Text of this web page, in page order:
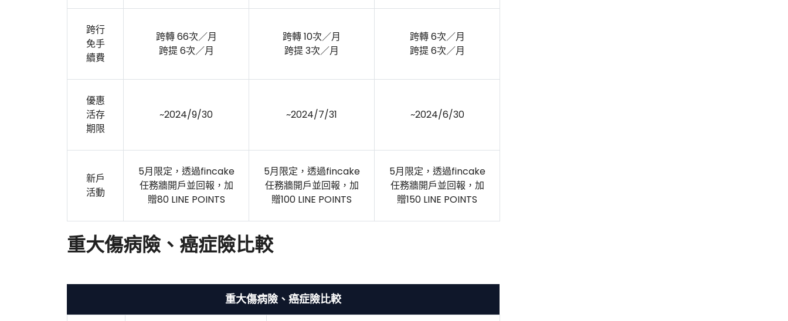
跨行
免手
續費
跨轉 66次／月
跨提 6次／月
跨轉 10次／月
跨提 3次／月
跨轉 6次／月
跨提 6次／月
優惠
活存
期限
~2024/9/30 ~2024/7/31 ~2024/6/30
新戶
活動
5月限定，透過fincake
任務牆開戶並回報，加
贈80 LINE POINTS
5月限定，透過fincake
任務牆開戶並回報，加
贈100 LINE POINTS
5月限定，透過fincake
任務牆開戶並回報，加
贈150 LINE POINTS
重大傷病險、癌症險比較
重大傷病險、癌症險比較